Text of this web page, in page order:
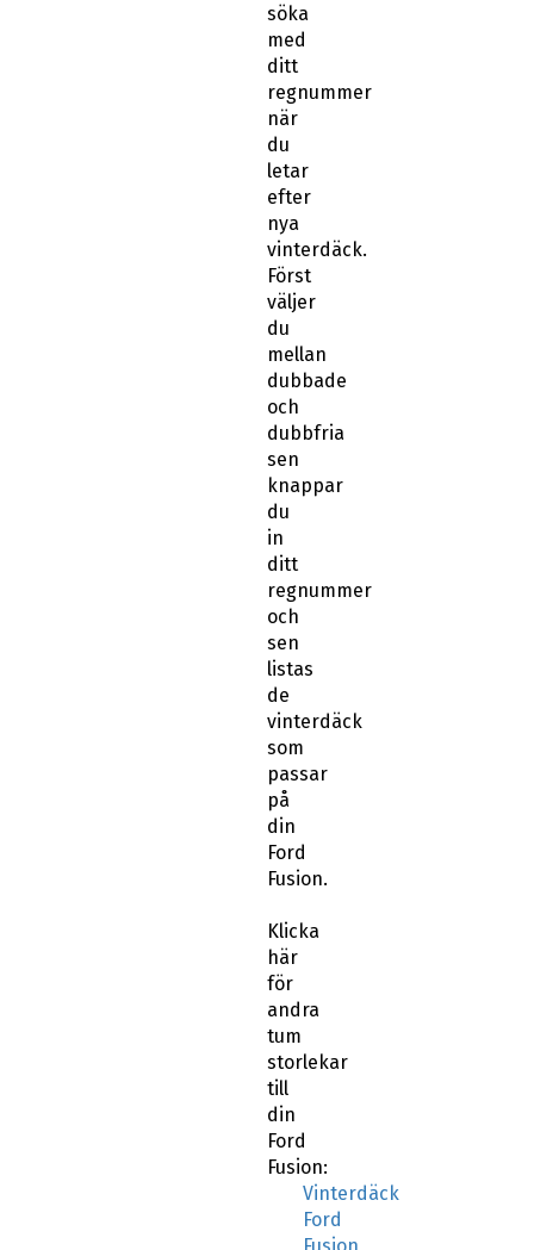
söka
med
ditt
regnummer
när
du
letar
efter
nya
vinterdäck.
Först
väljer
du
mellan
dubbade
och
dubbfria
sen
knappar
du
in
ditt
regnummer
och
sen
listas
de
vinterdäck
som
passar
på
din
Ford
Fusion.
Klicka
här
för
andra
tum
storlekar
till
din
Ford
Fusion:
Vinterdäck
Ford
Fusion